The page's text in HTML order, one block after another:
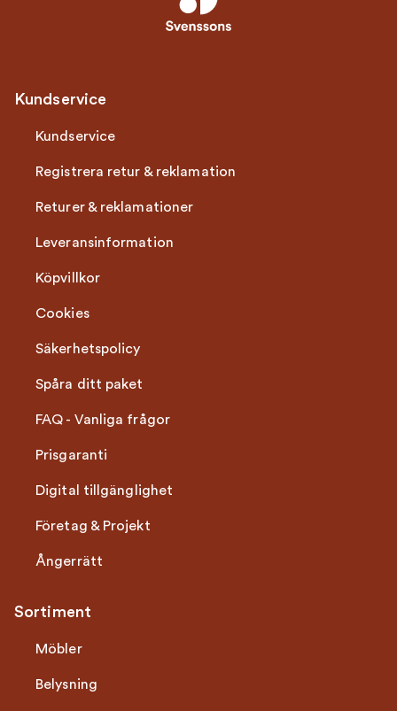
Kundservice
Kundservice
Registrera retur & reklamation
Returer & reklamationer
Leveransinformation
Köpvillkor
Cookies
Säkerhetspolicy
Spåra ditt paket
FAQ - Vanliga frågor
Prisgaranti
Digital tillgänglighet
Företag & Projekt
Ångerrätt
Sortiment
Möbler
Belysning